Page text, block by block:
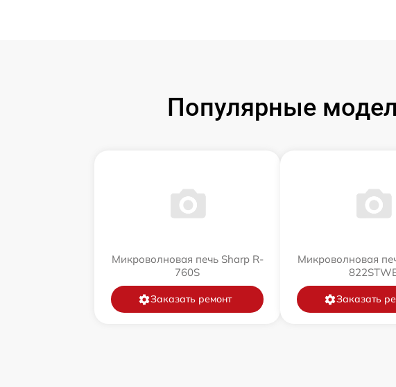
Популярные
Микроволновая печь Sharp R-
760S
Заказать ремонт
Микроволновая
Заказать